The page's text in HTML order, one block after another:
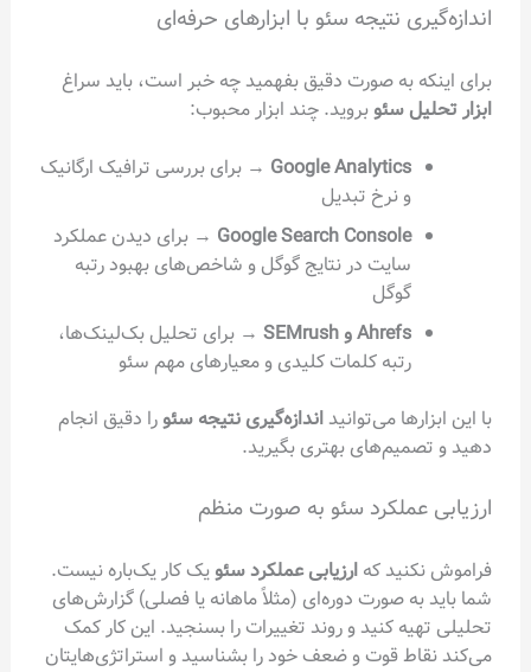
نتیجه سئو با ابزارهای حرفه‌ای
به صورت دقیق بفهمید چه خبر است، باید سراغ
سئوبروید. چند ابزار محبوب:
Google Analytics→ برای بررسی ترافیک ارگانیک
Google Search Console→ برای دیدن عملکرد
سایت در نتایج گوگل و شاخص‌های بهبود رتبه
→ برای تحلیل بک‌لینک‌ها،
رتبه کلمات کلیدی و معیارهای مهم سئو
می‌توانیداندازه‌گیری نتیجه سئورا دقیق انجام
بهتری بگیرید.
سئو به صورت منظم
کهارزیابی عملکرد سئویک کار یک‌باره نیست.
صورت دوره‌ای (مثلاً ماهانه یا فصلی) گزارش‌های
کنید و روند تغییرات را بسنجید. این کار کمک
قوت و ضعف خود را بشناسید و استراتژی‌هایتان